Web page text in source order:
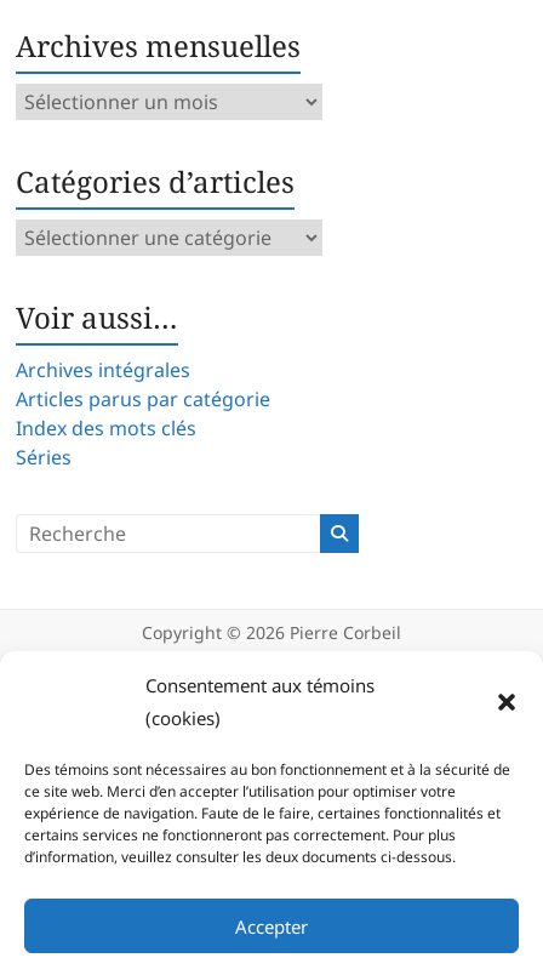
Consentement aux témoins
(cookies)
Des témoins sont nécessaires au bon fonctionnement et à la sécurité de
ce site web. Merci d’en accepter l’utilisation pour optimiser votre
expérience de navigation. Faute de le faire, certaines fonctionnalités et
certains services ne fonctionneront pas correctement. Pour plus
d’information, veuillez consulter les deux documents ci-dessous.
Accepter
Archives mensuelles
Archives
Catégories d’articles
Catégories
Voir aussi…
Archives intégrales
Articles parus par catégorie
Index des mots clés
Séries
Copyright © 2026 Pierre Corbeil
(cookies)